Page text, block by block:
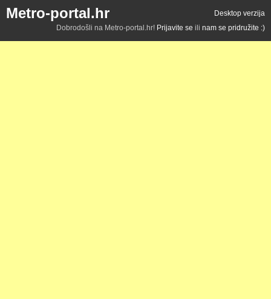
Metro-portal.hr
Desktop verzija
Dobrodošli na Metro-portal.hr! Prijavite se ili nam se pridružite :)